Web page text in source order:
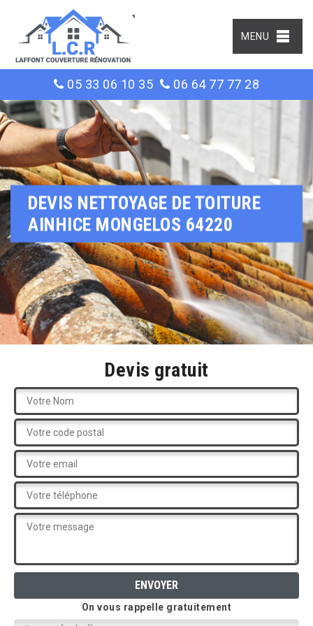
MENU
05 33 06 10 35 06 64 77 77 28
DEVIS NETTOYAGE DE TOITURE
AINHICE MONGELOS 64220
Devis gratuit
On vous rappelle gratuitement